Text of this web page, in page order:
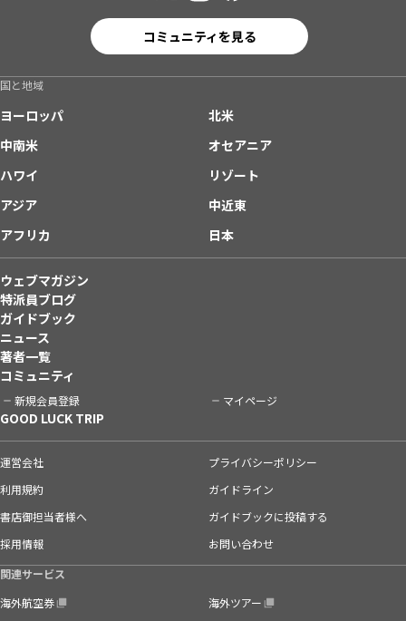
コミュニティを見る
国と地域
ヨーロッパ
北米
中南米
オセアニア
ハワイ
リゾート
アジア
中近東
アフリカ
日本
ウェブマガジン
特派員ブログ
ガイドブック
ニュース
著者一覧
コミュニティ
新規会員登録 マイページ
GOOD LUCK TRIP
運営会社
プライバシーポリシー
利用規約
ガイドライン
書店御担当者様へ
ガイドブックに投稿する
採用情報
お問い合わせ
関連サービス
海外航空券
海外ツアー